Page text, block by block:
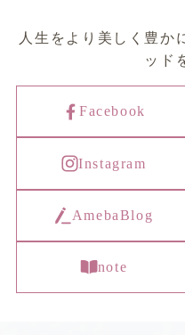
人生をより美しく豊か
ッド
Facebook
Instagram
AmebaBlog
note